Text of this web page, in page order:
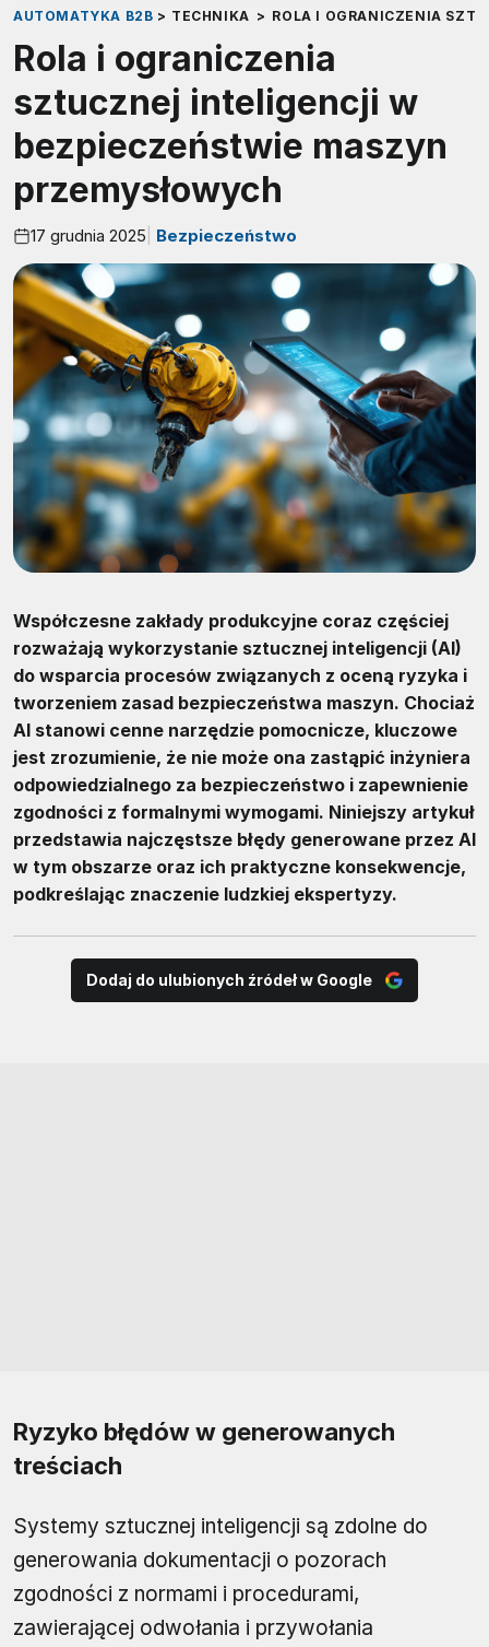
AUTOMATYKA B2B > TECHNIKA > ROLA I OGRANICZENIA
Rola i ograniczenia
sztucznej inteligencji w
bezpieczeństwie maszyn
przemysłowych
17 grudnia 2025 Bezpieczeństwo
Współczesne zakłady produkcyjne coraz częściej
rozważają wykorzystanie sztucznej inteligencji (AI)
do wsparcia procesów związanych z oceną ryzyka i
tworzeniem zasad bezpieczeństwa maszyn. Chociaż
AI stanowi cenne narzędzie pomocnicze, kluczowe
jest zrozumienie, że nie może ona zastąpić inżyniera
odpowiedzialnego za bezpieczeństwo i zapewnienie
zgodności z formalnymi wymogami. Niniejszy artykuł
przedstawia najczęstsze błędy generowane przez AI
w tym obszarze oraz ich praktyczne konsekwencje,
podkreślając znaczenie ludzkiej ekspertyzy.
Dodaj do ulubionych źródeł w Google
Ryzyko błędów w generowanych
treściach
Systemy sztucznej inteligencji są zdolne do
generowania dokumentacji o pozorach
zgodności z normami i procedurami,
zawierającej odwołania i przywołania